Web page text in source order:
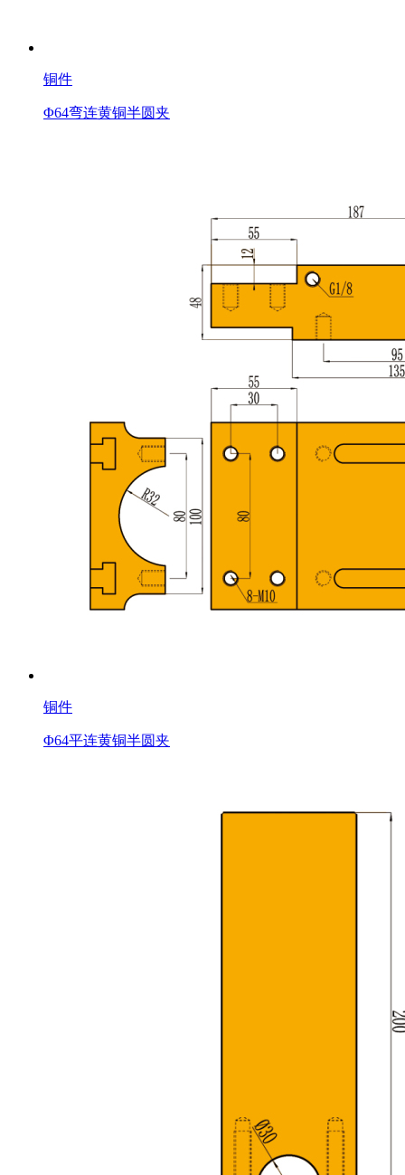
铜件
Φ64弯连黄铜半圆夹
铜件
Φ64平连黄铜半圆夹